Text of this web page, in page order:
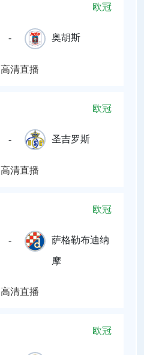
欧冠
- 奥胡斯
高清直播
欧冠
- 圣吉罗斯
高清直播
欧冠
- 萨格勒布迪纳
摩
高清直播
欧冠